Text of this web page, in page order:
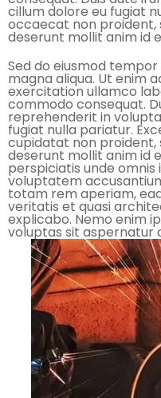
cillum dolore eu fugiat
occaecat non proident,
deserunt mollit anim id
Sed do eiusmod
magna aliqua. Ut enim
exercitation ullamco
commodo consequat.
reprehenderit in
fugiat nulla pariatur.
cupidatat non proident,
deserunt mollit anim id
perspiciatis unde
voluptatem
totam rem aperiam,
veritatis et quasi
explicabo. Nemo enim
voluptas sit aspernatur